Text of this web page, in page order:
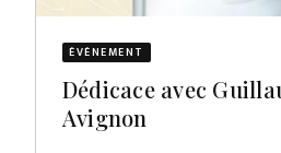
ÉVÈNEMENT
Dédicace avec
Avignon